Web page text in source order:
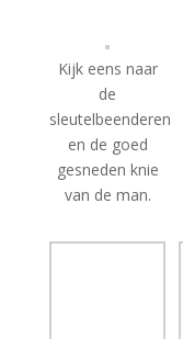
Kijk eens naar
de
sleutelbeenderen
en de goed
gesneden knie
van de man.